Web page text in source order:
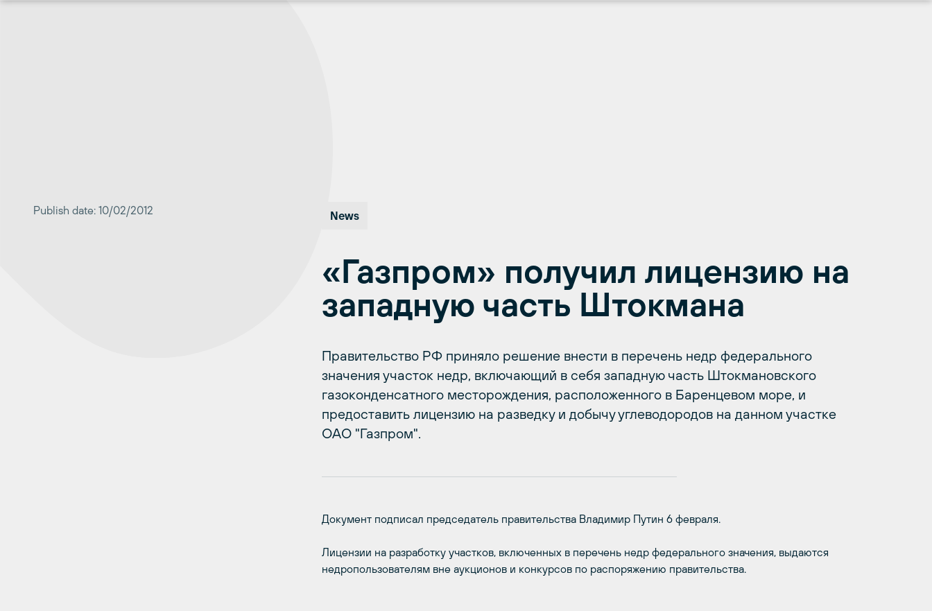
Publish date: 10/02/2012 News
«Газпром» получил лицензию на
западную часть Штокмана
Правительство РФ приняло решение внести в перечень недр федерального
значения участок недр, включающий в себя западную часть Штокмановского
газоконденсатного месторождения, расположенного в Баренцевом море, и
предоставить лицензию на разведку и добычу углеводородов на данном участке
ОАО "Газпром".
Документ подписал председатель правительства Владимир Путин 6 февраля.
Лицензии на разработку участков, включенных в перечень недр федерального значения, выдаются
недропользователям вне аукционов и конкурсов по распоряжению правительства.